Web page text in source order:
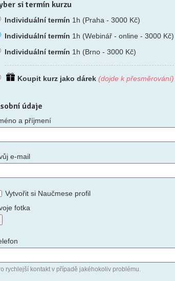
si termín kurzu
Individuální termín 1h (Praha - 3000 Kč)
Individuální termín 1h (Webinář - online - 3000 Kč)
Individuální termín 1h (Brno - 3000 Kč)
Koupit kurz jako dárek (dojde k přesměrování)
údaje
a příjmení
e-mail
Vytvořit si Naučmese profil
fotka
rychlejší kontakt v případě jakéhokoliv problému.